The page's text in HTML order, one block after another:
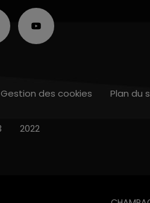
Gestion des cookies Plan du
2022